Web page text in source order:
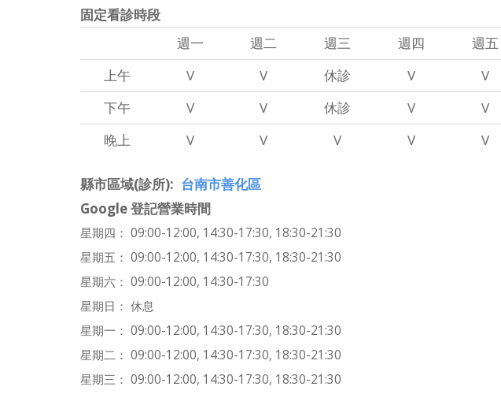
固定看診時段
週一
週二 週三 週四 週五
上午
V V 休診 V V
下午
V V 休診 V V
晚上
V V V V V
縣市區域(診所)
台南市善化區
Google 登記營業時間
星期四： 09:00-12:00, 14:30-17:30, 18:30-21:30
星期五： 09:00-12:00, 14:30-17:30, 18:30-21:30
星期六： 09:00-12:00, 14:30-17:30
星期日： 休息
星期一： 09:00-12:00, 14:30-17:30, 18:30-21:30
星期二： 09:00-12:00, 14:30-17:30, 18:30-21:30
星期三： 09:00-12:00, 14:30-17:30, 18:30-21:30